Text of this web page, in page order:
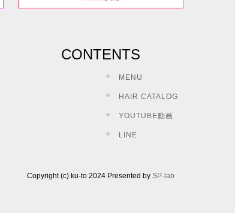
CONTENTS
MENU
HAIR CATALOG
YOUTUBE動画
LINE
Copyright (c) ku-to 2024 Presented by SP-lab